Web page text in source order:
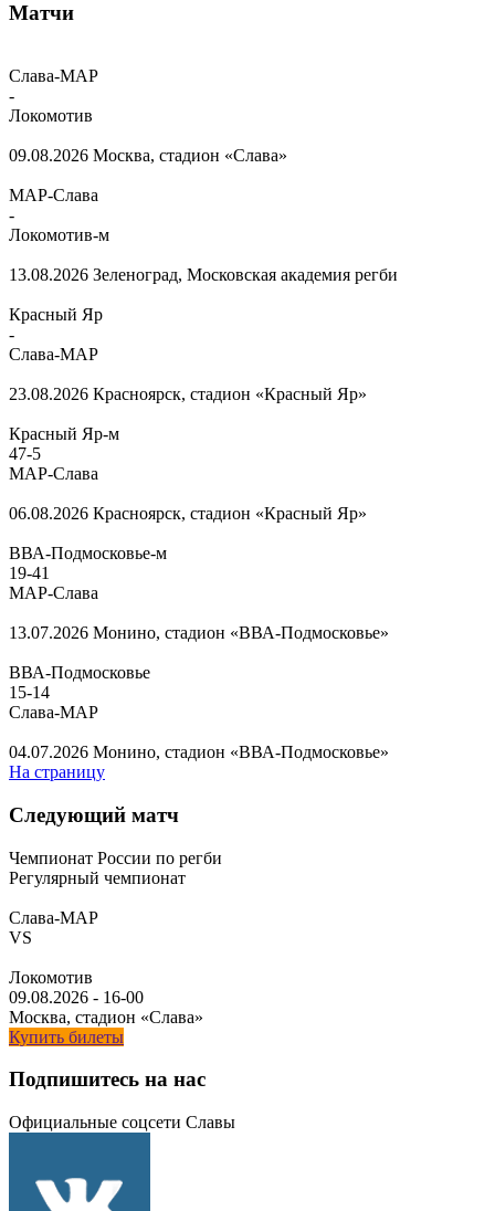
Матчи
Слава-МАР
-
Локомотив
09.08.2026 Москва, стадион «Слава»
МАР-Слава
-
Локомотив-м
13.08.2026 Зеленоград, Московская академия регби
Красный Яр
-
Слава-МАР
23.08.2026 Красноярск, стадион «Красный Яр»
Красный Яр-м
47-5
МАР-Слава
06.08.2026 Красноярск, стадион «Красный Яр»
ВВА-Подмосковье-м
19-41
МАР-Слава
13.07.2026 Монино, стадион «ВВА-Подмосковье»
ВВА-Подмосковье
15-14
Слава-МАР
04.07.2026 Монино, стадион «ВВА-Подмосковье»
На страницу
Следующий матч
Чемпионат России по регби
Регулярный чемпионат
Слава-МАР
VS
Локомотив
09.08.2026 - 16-00
Москва, стадион «Слава»
Купить билеты
Подпишитесь на нас
Официальные соцсети Славы